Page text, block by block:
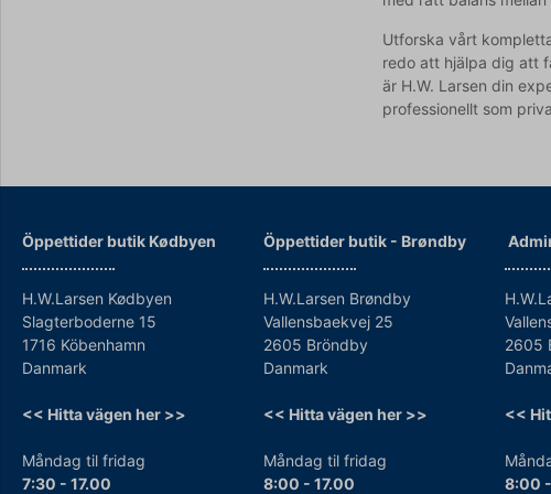
Utforska vårt
redo att hjälpa dig att
är H.W. Larsen din
professionellt som
Öppettider butik Kødbyen
H.W.Larsen Kødbyen
Slagterboderne 15
1716 Köbenhamn
Danmark
<< Hitta vägen her >>
Måndag til fridag
7:30 - 17.00
Öppettider butik - Brøndby
H.W.Larsen Brøndby
Vallensbaekvej 25
2605 Bröndby
Danmark
<< Hitta vägen her >>
Måndag til fridag
8:00 - 17.00
2605
<<
8:00